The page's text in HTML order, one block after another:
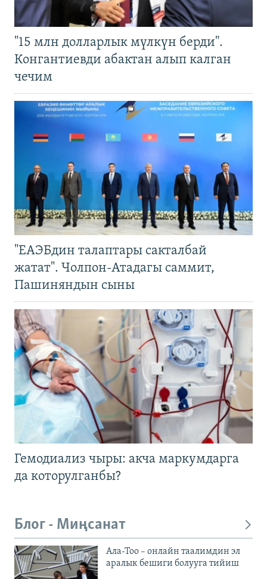
"15 млн долларлык мүлкүн берди".
Конгантиевди абактан алып калган
чечим
"ЕАЭБдин талаптары сакталбай
жатат". Чолпон-Атадагы саммит,
Пашиняндын сыны
Гемодиализ чыры: акча маркумдарга
да которулганбы?
Блог - Миңсанат
Ала-Тоо – онлайн таалимдин эл
аралык бешиги болууга тийиш